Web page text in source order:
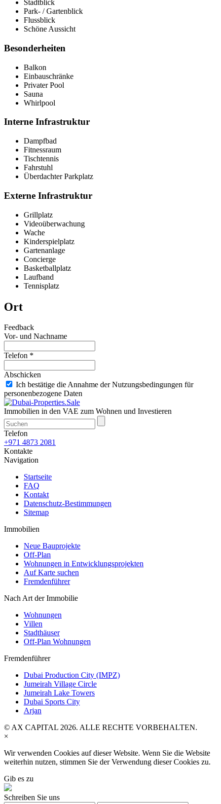
Stadtblick
Park- / Gartenblick
Flussblick
Schöne Aussicht
Besonderheiten
Balkon
Einbauschränke
Privater Pool
Sauna
Whirlpool
Interne Infrastruktur
Dampfbad
Fitnessraum
Tischtennis
Fahrstuhl
Überdachter Parkplatz
Externe Infrastruktur
Grillplatz
Videoüberwachung
Wache
Kinderspielplatz
Gartenanlage
Concierge
Basketballplatz
Laufband
Tennisplatz
Ort
Feedback
Vor- und Nachname
Telefon *
Abschicken
Ich bestätige die Annahme der Nutzungsbedingungen für
personenbezogene Daten
Immobilien in den VAE zum Wohnen und Investieren
Telefon
+971 4873 2081
Kontakte
Navigation
Startseite
FAQ
Kontakt
Datenschutz-Bestimmungen
Sitemap
Immobilien
Neue Bauprojekte
Off-Plan
Wohnungen in Entwicklungsprojekten
Auf Karte suchen
Fremdenführer
Nach Art der Immobilie
Wohnungen
Villen
Stadthäuser
Off-Plan Wohnungen
Fremdenführer
Dubai Production City (IMPZ)
Jumeirah Village Circle
Jumeirah Lake Towers
Dubai Sports City
Arjan
© AX CAPITAL 2026. ALLE RECHTE VORBEHALTEN.
×
Wir verwenden Cookies auf dieser Website. Wenn Sie die Website
weiterhin nutzen, stimmen Sie der Verwendung dieser Cookies zu.
Gib es zu
Schreiben Sie uns